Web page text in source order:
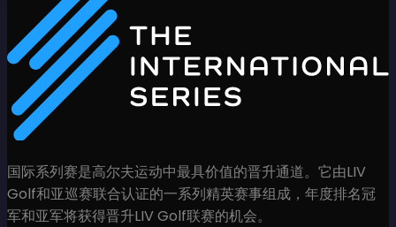
国际系列赛是高尔夫运动中最具价值的晋升通道。它由LIV
Golf和亚巡赛联合认证的一系列精英赛事组成，年度排名冠
军和亚军将获得晋升LIV Golf联赛的机会。